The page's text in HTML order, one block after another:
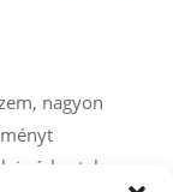
nagyon
érkeztek,